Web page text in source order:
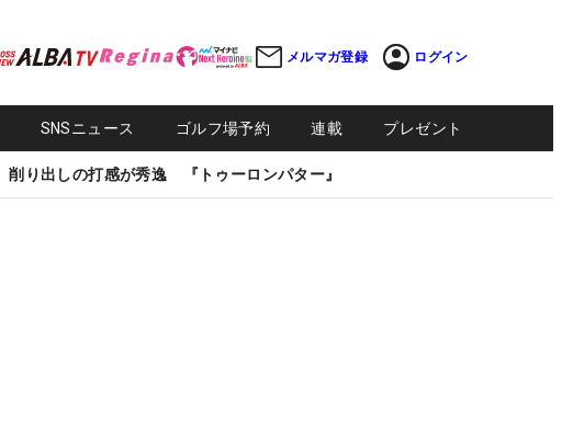
メルマガ登録 ログイン
SNSニュース ゴルフ場予約 連載 プレゼント
削り出しの打感が秀逸 『トゥーロンパター』